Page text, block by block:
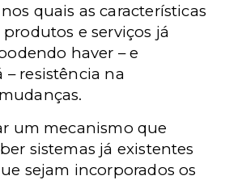
quais as características
e serviços já
haver – e
resistência na
um mecanismo que
sistemas já existentes
sejam incorporados os